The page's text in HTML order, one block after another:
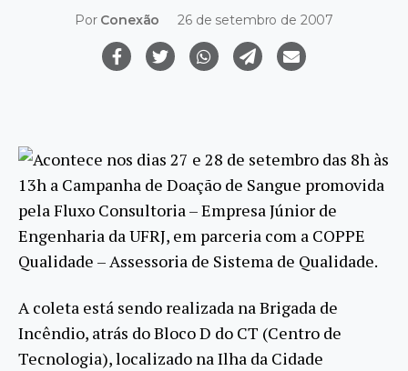
Por Conexão 26 de setembro de 2007
Acontece nos dias 27 e 28 de setembro das 8h às
13h a Campanha de Doação de Sangue promovida
pela Fluxo Consultoria – Empresa Júnior de
Engenharia da UFRJ, em parceria com a COPPE
Qualidade – Assessoria de Sistema de Qualidade.
A coleta está sendo realizada na Brigada de
Incêndio, atrás do Bloco D do CT (Centro de
Tecnologia), localizado na Ilha da Cidade